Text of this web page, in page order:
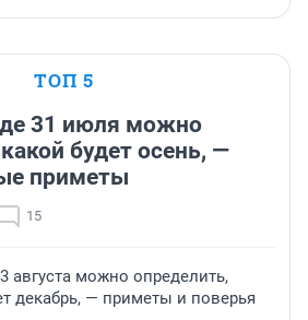
ТОП 5
31 июля можно
будет осень, —
приметы
15
августа можно определить,
декабрь, — приметы и поверья